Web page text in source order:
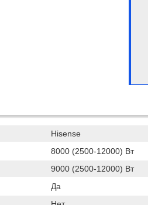
Hisense
8000 (2500-12000) Вт
9000 (2500-12000) Вт
Да